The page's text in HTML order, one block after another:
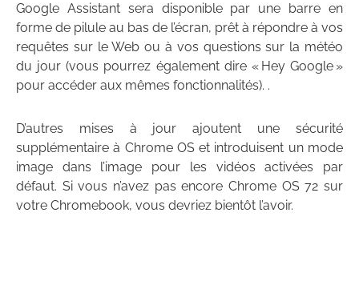
Google Assistant sera disponible par une barre en
forme de pilule au bas de l’écran, prêt à répondre à vos
requêtes sur le Web ou à vos questions sur la météo
du jour (vous pourrez également dire « Hey Google »
pour accéder aux mêmes fonctionnalités). .
D’autres mises à jour ajoutent une sécurité
supplémentaire à Chrome OS et introduisent un mode
image dans l’image pour les vidéos activées par
défaut. Si vous n’avez pas encore Chrome OS 72 sur
votre Chromebook, vous devriez bientôt l’avoir.